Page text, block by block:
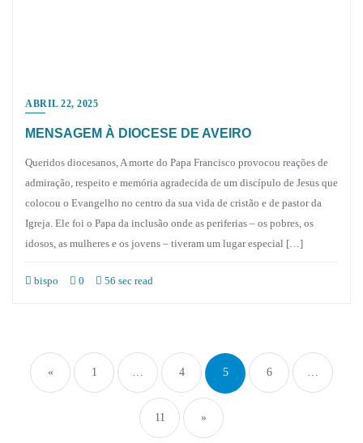
ABRIL 22, 2025
MENSAGEM À DIOCESE DE AVEIRO
Queridos diocesanos, A morte do Papa Francisco provocou reações de
admiração, respeito e memória agradecida de um discípulo de Jesus que
colocou o Evangelho no centro da sua vida de cristão e de pastor da
Igreja. Ele foi o Papa da inclusão onde as periferias – os pobres, os
idosos, as mulheres e os jovens – tiveram um lugar especial […]
bispo 0 56 sec read
dos
conteúdos
« 1 … 4 5 6 …
11 »